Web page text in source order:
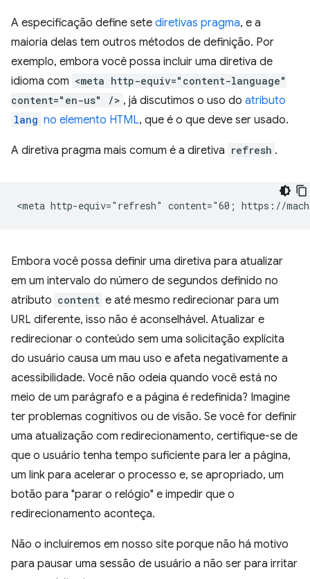
A especificação define sete diretivas pragma, e a
maioria delas tem outros métodos de definição. Por
exemplo, embora você possa incluir uma diretiva de
idioma com <meta http-equiv="content-language"
content="en-us" /> , já discutimos o uso do atributo
lang no elemento HTML, que é o que deve ser usado.
A diretiva pragma mais comum é a diretiva refresh .
Embora você possa definir uma diretiva para atualizar
em um intervalo do número de segundos definido no
atributo content e até mesmo redirecionar para um
URL diferente, isso não é aconselhável. Atualizar e
redirecionar o conteúdo sem uma solicitação explícita
do usuário causa um mau uso e afeta negativamente a
acessibilidade. Você não odeia quando você está no
meio de um parágrafo e a página é redefinida? Imagine
ter problemas cognitivos ou de visão. Se você for definir
uma atualização com redirecionamento, certifique-se de
que o usuário tenha tempo suficiente para ler a página,
um link para acelerar o processo e, se apropriado, um
botão para "parar o relógio" e impedir que o
redirecionamento aconteça.
Não o incluiremos em nosso site porque não há motivo
para pausar uma sessão de usuário a não ser para irritar